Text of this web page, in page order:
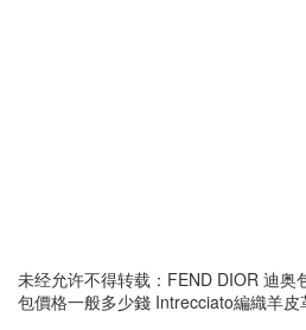
未经允许不得转载： FEND DIOR 迪奥
包價格一般多少錢 Intrecciato編織羊